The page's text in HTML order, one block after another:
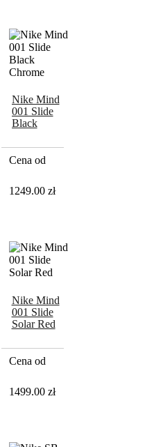
Nike Mind
001 Slide
Black
Cena od
1249.00 zł
Nike Mind
001 Slide
Solar Red
Cena od
1499.00 zł